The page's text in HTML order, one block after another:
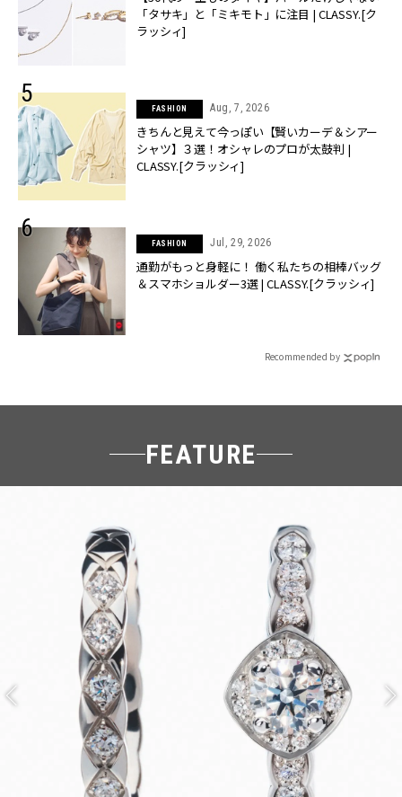
「タサキ」と「ミキモト」に注目 | CLASSY.[ク
ラッシィ]
FASHION Aug, 7, 2026
きちんと見えて今っぽい【賢いカーデ＆シアー
シャツ】３選！オシャレのプロが太鼓判 |
CLASSY.[クラッシィ]
FASHION Jul, 29, 2026
通勤がもっと身軽に！ 働く私たちの相棒バッグ
＆スマホショルダー3選 | CLASSY.[クラッシィ]
Recommended by
FEATURE